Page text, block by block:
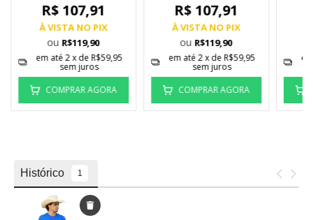
R$ 107,91
À VISTA NO PIX
ou R$119,90
em até2x de R$59,95
sem juros
COMPRAR AGORA
R$ 107,91
À VISTA NO PIX
ou R$119,90
em até2x de R$59,95
sem juros
COMPRAR AGORA